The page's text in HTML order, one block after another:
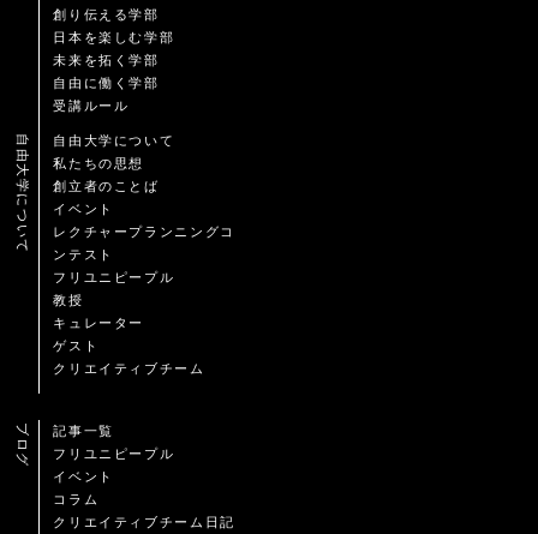
創り伝える学部
日本を楽しむ学部
未来を拓く学部
自由に働く学部
受講ルール
自由大学について
自由大学について
私たちの思想
創立者のことば
イベント
レクチャープランニングコ
ンテスト
フリユニピープル
教授
キュレーター
ゲスト
クリエイティブチーム
ブログ
記事一覧
フリユニピープル
イベント
コラム
クリエイティブチーム日記